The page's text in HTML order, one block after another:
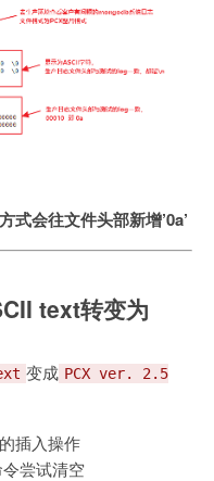
式会往文件头部新增’0a’
text转变为
变成 PCX ver. 2.5
插入操作
尝试清空